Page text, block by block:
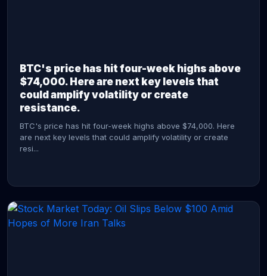
BTC's price has hit four-week highs above
$74,000. Here are next key levels that
could amplify volatility or create
resistance.
BTC's price has hit four-week highs above $74,000. Here
are next key levels that could amplify volatility or create
resi...